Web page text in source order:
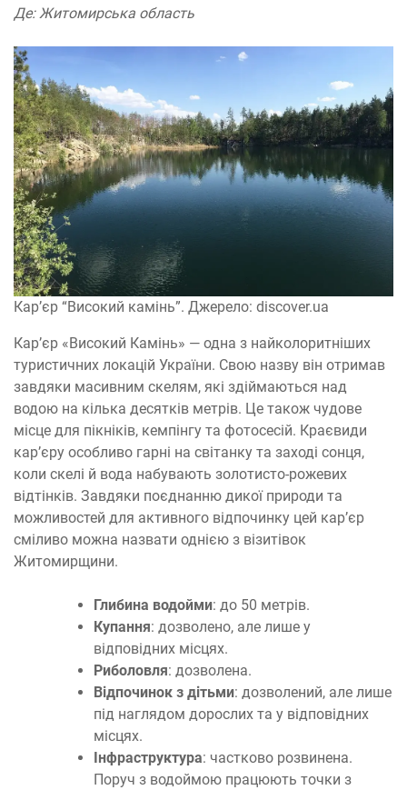
Де: Житомирська область
Кар’єр “Високий камінь”. Джерело: discover.ua
Кар’єр «Високий Камінь» — одна з найколоритніших
туристичних локацій України. Свою назву він отримав
завдяки масивним скелям, які здіймаються над
водою на кілька десятків метрів. Це також чудове
місце для пікніків, кемпінгу та фотосесій. Краєвиди
кар’єру особливо гарні на світанку та заході сонця,
коли скелі й вода набувають золотисто-рожевих
відтінків. Завдяки поєднанню дикої природи та
можливостей для активного відпочинку цей кар’єр
сміливо можна назвати однією з візитівок
Житомирщини.
Глибина водойми: до 50 метрів.
Купання: дозволено, але лише у
відповідних місцях.
Риболовля: дозволена.
Відпочинок з дітьми: дозволений, але лише
під наглядом дорослих та у відповідних
місцях.
Інфраструктура: частково розвинена.
Поруч з водоймою працюють точки з